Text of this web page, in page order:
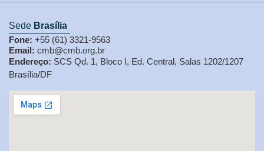
Sede Brasília
Fone: +55 (61) 3321-9563
Email: cmb@cmb.org.br
Endereço: SCS Qd. 1, Bloco I, Ed. Central, Salas 1202/1207
Brasília/DF